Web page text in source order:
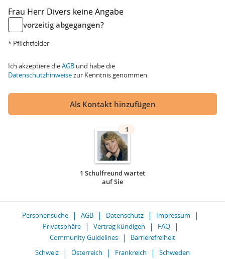
Frau Herr Divers keine Angabe
vorzeitig abgegangen?
* Pflichtfelder
Ich akzeptiere dieAGB und habe die
Datenschutzhinweisezur Kenntnis genommen.
Als Kontakt hinzufügen
1
1 Schulfreund wartet
auf Sie
Personensuche AGB Datenschutz
Impressum
Privatsphäre
Vertrag kündigen
FAQ
Community Guidelines
Barrierefreiheit
Schweiz
Österreich Frankreich Schweden